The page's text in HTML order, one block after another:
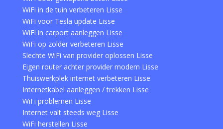
WiFi in de tuin verbeteren Lisse
WiFi voor Tesla update Lisse
WiFi in carport aanleggen Lisse
WiFi op zolder verbeteren Lisse
Slechte WiFi van provider oplossen Lisse
Eigen router achter provider modem Lisse
Thuiswerkplek internet verbeteren Lisse
Internetkabel aanleggen / trekken Lisse
WiFi problemen Lisse
Internet valt steeds weg Lisse
WiFi herstellen Lisse